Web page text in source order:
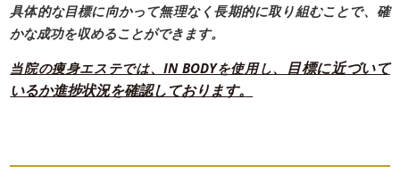
具体的な目標に向かって無理なく長期的に取り組むことで、確
かな成功を収めることができます。
当院の痩身エステでは、IN BODYを使用し、
目標に近づいて
いるか進捗状況を確認しております。